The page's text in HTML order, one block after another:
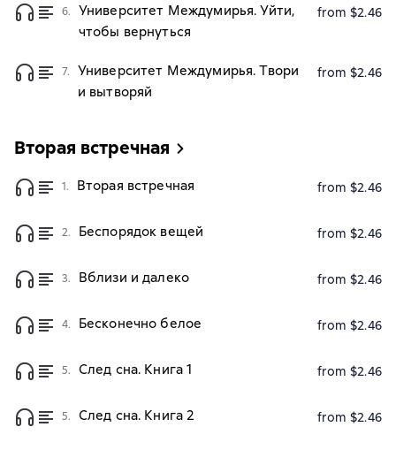
6.
Университет Междумирья. Уйти,
чтобы вернуться
from $2.46
7.
Университет Междумирья. Твори
и вытворяй
from $2.46
Вторая встречная
1. Вторая встречная from $2.46
2. Беспорядок вещей from $2.46
3. Вблизи и далеко from $2.46
4. Бесконечно белое from $2.46
5. След сна. Книга 1 from $2.46
5. След сна. Книга 2 from $2.46